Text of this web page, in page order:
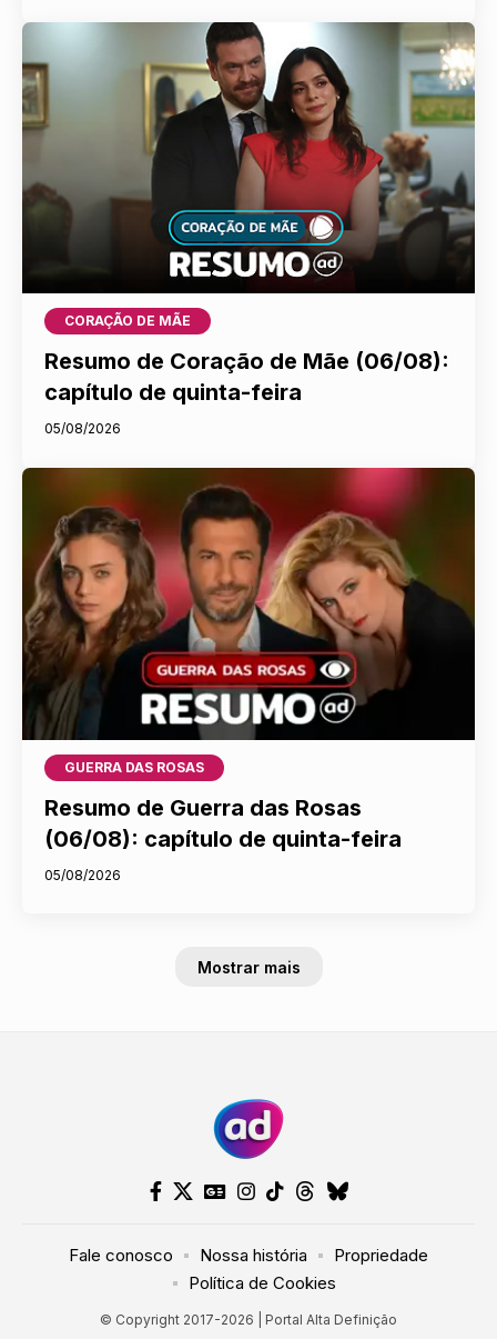
CORAÇÃO DE MÃE
Resumo de Coração de Mãe (06/08):
capítulo de quinta-feira
05/08/2026
GUERRA DAS ROSAS
Resumo de Guerra das Rosas
(06/08): capítulo de quinta-feira
05/08/2026
Mostrar mais
© Copyright 2017-2026 | Portal Alta Definição
Fale conosco Nossa história
Propriedade
Política de Cookies